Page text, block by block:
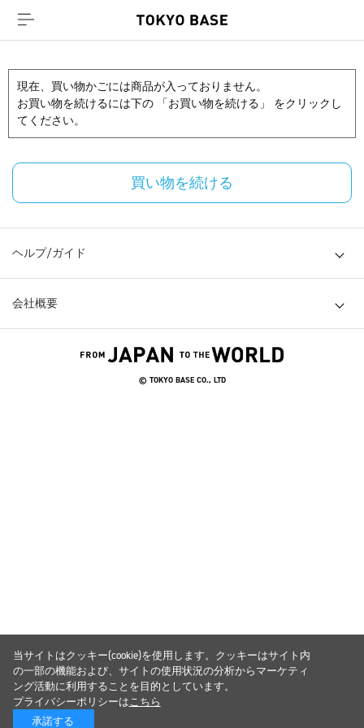
現在、買い物かごには商品が入っておりません。
お買い物を続けるには下の 「お買い物を続ける」 をクリックし
てください。
買い物を続ける
ヘルプ/ガイド
会社概要
© TOKYO BASE CO., LTD
当サイトはクッキー(cookie)を使用します。クッキーはサイト内
の一部の機能および、サイトの使用状況の分析からマーケティ
ング活動に利用することを目的としています。
プライバシーポリシーはこちら
承諾する